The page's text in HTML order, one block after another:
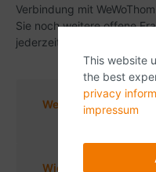
Verbindung mit
Sie noch weitere offene
jederzeit direkt an uns
Wer garantiert mir
Wie erhalte ich
This website
the best
privacy
impressum